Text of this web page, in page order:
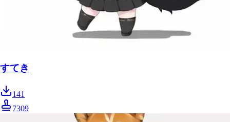
すてき
141
7309